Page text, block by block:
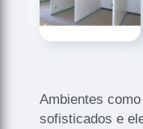
Ambientes
sofisticados e